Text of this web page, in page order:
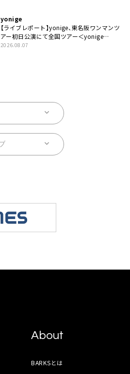
yonige
【ライブレポート】yonige、東名阪ワンマンツ
アー初日公演にて全国ツアー＜yonige
tough love tour＞の開催発表「『みんなをも
2026.08.07
About
BARKSとは